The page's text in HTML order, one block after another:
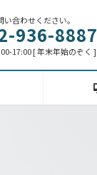
い合わせください。
936-8887
17:00 [ 年末年始のぞく ]